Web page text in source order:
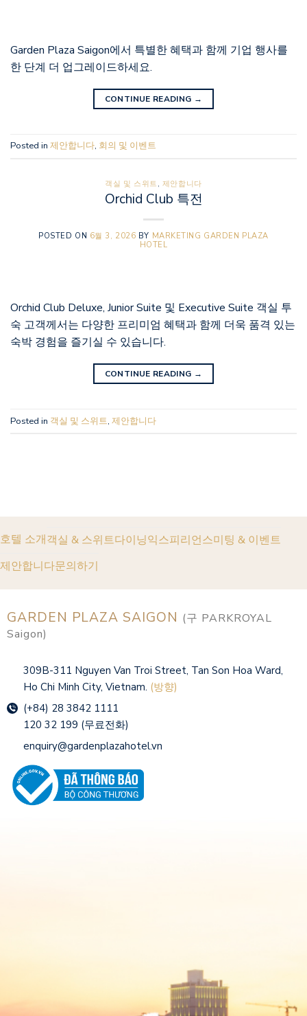
Garden Plaza Saigon에서 특별한 혜택과 함께 기업 행사를
한 단계 더 업그레이드하세요.
CONTINUE READING →
Posted in 제안합니다, 회의 및 이벤트
객실 및 스위트 , 제안합니다
Orchid Club 특전
POSTED ON 6월 3, 2026 BY MARKETING GARDEN PLAZA
HOTEL
Orchid Club Deluxe, Junior Suite 및 Executive Suite 객실 투
숙 고객께서는 다양한 프리미엄 혜택과 함께 더욱 품격 있는
숙박 경험을 즐기실 수 있습니다.
CONTINUE READING →
Posted in 객실 및 스위트, 제안합니다
호텔 소개객실 & 스위트다이닝익스피리언스미팅 & 이벤트
제안합니다문의하기
GARDEN PLAZA SAIGON (구 PARKROYAL
Saigon)
309B-311 Nguyen Van Troi Street, Tan Son Hoa Ward,
Ho Chi Minh City, Vietnam. (방향)
(+84) 28 3842 1111
120 32 199 (무료전화)
enquiry@gardenplazahotel.vn